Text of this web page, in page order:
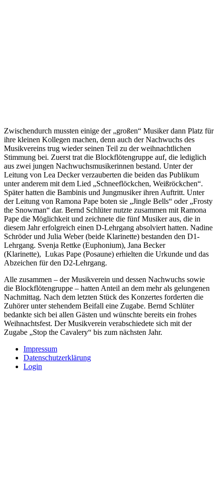
Zwischendurch mussten einige der „großen“ Musiker dann Platz für
ihre kleinen Kollegen machen, denn auch der Nachwuchs des
Musikvereins trug wieder seinen Teil zu der weihnachtlichen
Stimmung bei. Zuerst trat die Blockflötengruppe auf, die lediglich
aus zwei jungen Nachwuchsmusikerinnen bestand. Unter der
Leitung von Lea Decker verzauberten die beiden das Publikum
unter anderem mit dem Lied „Schneeflöckchen, Weißröckchen“.
Später hatten die Bambinis und Jungmusiker ihren Auftritt. Unter
der Leitung von Ramona Pape boten sie „Jingle Bells“ oder „Frosty
the Snowman“ dar. Bernd Schlüter nutzte zusammen mit Ramona
Pape die Möglichkeit und zeichnete die fünf Musiker aus, die in
diesem Jahr erfolgreich einen D-Lehrgang absolviert hatten. Nadine
Schröder und Julia Weber (beide Klarinette) bestanden den D1-
Lehrgang. Svenja Rettke (Euphonium), Jana Becker
(Klarinette), Lukas Pape (Posaune) erhielten die Urkunde und das
Abzeichen für den D2-Lehrgang.
Alle zusammen – der Musikverein und dessen Nachwuchs sowie
die Blockflötengruppe – hatten Anteil an dem mehr als gelungenen
Nachmittag. Nach dem letzten Stück des Konzertes forderten die
Zuhörer unter stehendem Beifall eine Zugabe. Bernd Schlüter
bedankte sich bei allen Gästen und wünschte bereits ein frohes
Weihnachtsfest. Der Musikverein verabschiedete sich mit der
Zugabe „Stop the Cavalery“ bis zum nächsten Jahr.
Impressum
Datenschutzerklärung
Login